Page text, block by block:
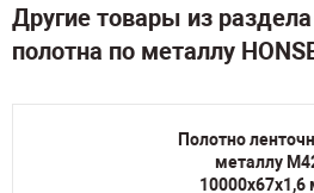
Другие товары из
полотна по металлу
Полотно
металлу
10000х67х1,6